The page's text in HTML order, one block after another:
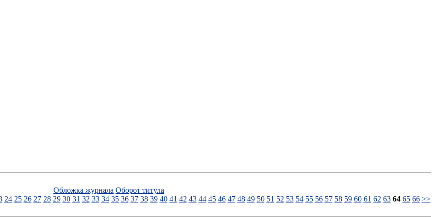
Обложка журнала Оборот титула
24 25 26 27 28 29 30 31 32 33 34 35 36 37 38 39 40 41 42 43 44 45 46 47 48 49 50 51 52 53 54 55 56 57 58 59 60 61 62 63 64 65 66 >>